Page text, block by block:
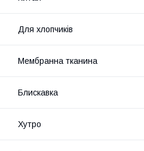
Для хлопчиків
Мембранна тканина
Блискавка
Хутро